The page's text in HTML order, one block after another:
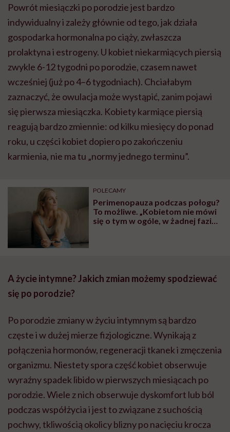
Powrót miesiączki po porodzie jest bardzo
indywidualny i zależy głównie od tego, jak działa
gospodarka hormonalna po ciąży, zwłaszcza
prolaktyna i estrogeny. U kobiet niekarmiących piersią
zwykle 6-12 tygodni po porodzie, czasem nawet
wcześniej (już po 4–6 tygodniach). Chciałabym
zaznaczyć, że owulacja może wystąpić, zanim pojawi
się pierwsza miesiączka. Kobiety karmiące piersią
reagują bardzo zmiennie: od kilku miesięcy do ponad
roku, u części kobiet dopiero po zakończeniu
karmienia, nie ma tu „normy jednego terminu”.
POLECAMY
Perimenopauza podczas połogu?
To możliwe. „Kobietom nie mówi
się o tym w ogóle, w żadnej fazie
A życie intymne? Jakich zmian możemy spodziewać
się po porodzie?
Po porodzie zmiany w życiu intymnym są bardzo
częste i w dużej mierze fizjologiczne. Wynikają z
połączenia hormonów, regeneracji tkanek i zmęczenia
organizmu. Niestety spora część kobiet obserwuje
wyraźny spadek libido w pierwszych miesiącach po
porodzie. Wiele z nich obserwuje dyskomfort lub ból
podczas współżycia i jest to związane z suchością
pochwy, tkliwością okolicy blizny po nacięciu krocza